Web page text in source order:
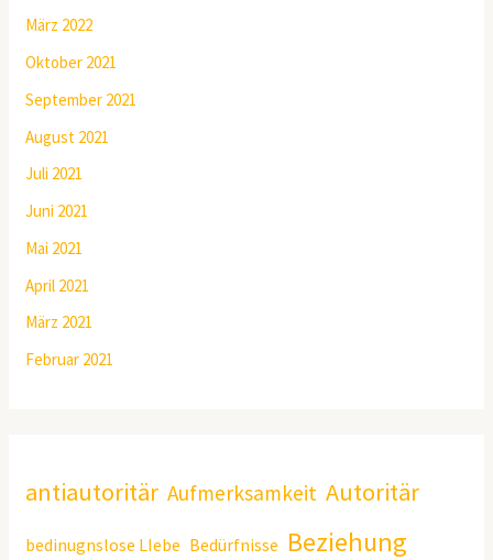
März 2022
Oktober 2021
September 2021
August 2021
Juli 2021
Juni 2021
Mai 2021
April 2021
März 2021
Februar 2021
antiautoritär Aufmerksamkeit Autoritär
bedinugnslose LIebe Bedürfnisse Beziehung